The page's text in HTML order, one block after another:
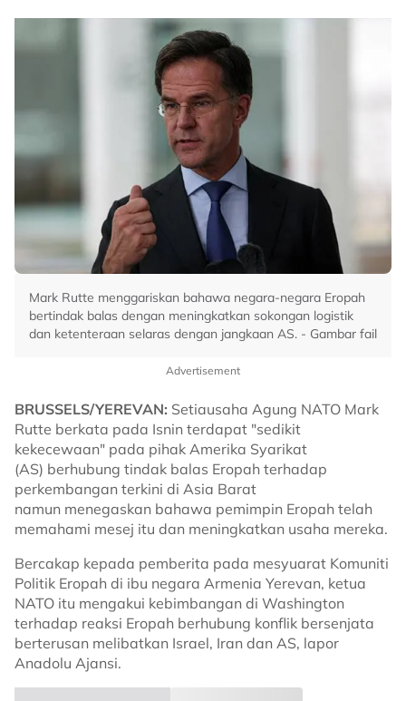
Mark Rutte menggariskan bahawa negara-negara Eropah
bertindak balas dengan meningkatkan sokongan logistik
dan ketenteraan selaras dengan jangkaan AS. - Gambar fail
Advertisement
BRUSSELS/YEREVAN: Setiausaha Agung NATO Mark
Rutte berkata pada Isnin terdapat "sedikit
kekecewaan" pada pihak Amerika Syarikat
(AS) berhubung tindak balas Eropah terhadap
perkembangan terkini di Asia Barat
namun menegaskan bahawa pemimpin Eropah telah
memahami mesej itu dan meningkatkan usaha mereka.
Bercakap kepada pemberita pada mesyuarat Komuniti
Politik Eropah di ibu negara Armenia Yerevan, ketua
NATO itu mengakui kebimbangan di Washington
terhadap reaksi Eropah berhubung konflik bersenjata
berterusan melibatkan Israel, Iran dan AS, lapor
Anadolu Ajansi.